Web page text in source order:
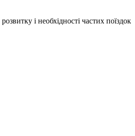
і необхідності частих поїздок